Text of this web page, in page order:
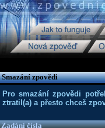
Smazání zpovědi
Pro smazání zpovědi
ztratil(a) a přesto chceš
Zadání čísla